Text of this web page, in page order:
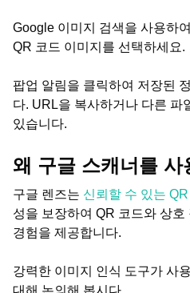
Google 이미지 검색을 사용하
QR 코드 이미지를 선택하세요.
팝업 알림을 클릭하여 저장된
다. URL을 복사하거나 다른 파
있습니다.
왜 구글 스캐너를
구글 렌즈는 신뢰할 수 있는
성을 보장하여 QR 코드와 상
경험을 제공합니다.
강력한 이미지 인식 도구가 사
대해 논의해 봅시다.